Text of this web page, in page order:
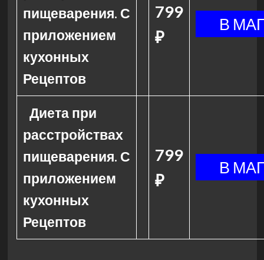
пищеварения. С
приложением
кухонных
Рецептов
799
₽
Диета при
расстройствах
пищеварения. С
приложением
кухонных
Рецептов
799
₽